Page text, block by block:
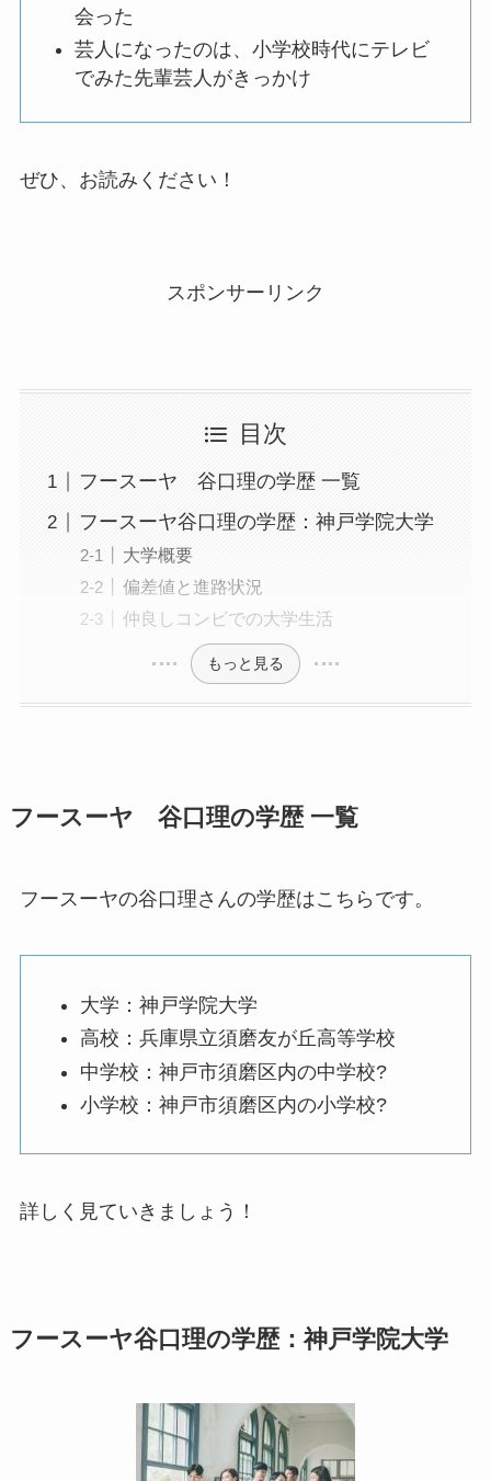
会った
芸人になったのは、小学校時代にテレビ
でみた先輩芸人がきっかけ
ぜひ、お読みください！
スポンサーリンク
目次
フースーヤ 谷口理の学歴 一覧
フースーヤ谷口理の学歴：神戸学院大学
大学概要
偏差値と進路状況
仲良しコンビでの大学生活
もっと見る
フースーヤ 谷口理の学歴 一覧
フースーヤの谷口理さんの学歴はこちらです。
大学：神戸学院大学
高校：兵庫県立須磨友が丘高等学校
中学校：神戸市須磨区内の中学校?
小学校：神戸市須磨区内の小学校?
詳しく見ていきましょう！
フースーヤ谷口理の学歴：神戸学院大学